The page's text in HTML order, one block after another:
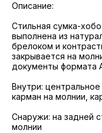
Описание:
Стильная сумка-
выполнена из
брелоком и
закрывается на
документы формата
Внутри:
карман на молнии,
Снаружи: на задней
молнии